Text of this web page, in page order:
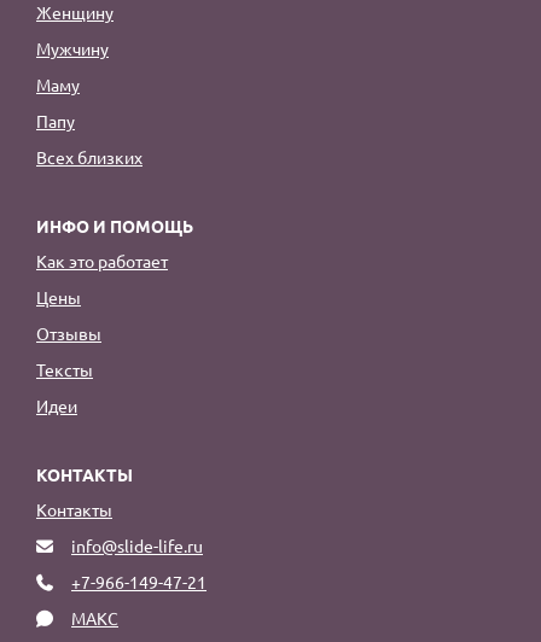
Женщину
Мужчину
Маму
Папу
Всех близких
ИНФО И ПОМОЩЬ
Как это работает
Цены
Отзывы
Тексты
Идеи
КОНТАКТЫ
Контакты
info@slide-life.ru
+7-966-149-47-21
МАКС